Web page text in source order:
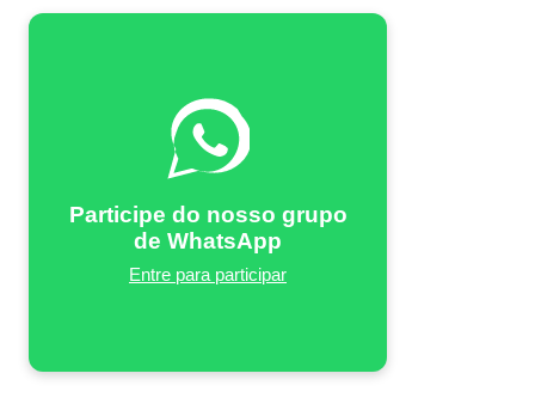
Participe do nosso grupo
de WhatsApp
Entre para participar